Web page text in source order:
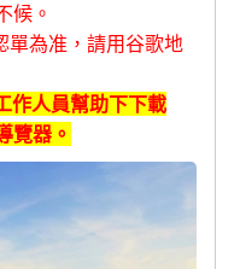
候。
單為准，請用谷歌地
作人員幫助下下載
覽器。